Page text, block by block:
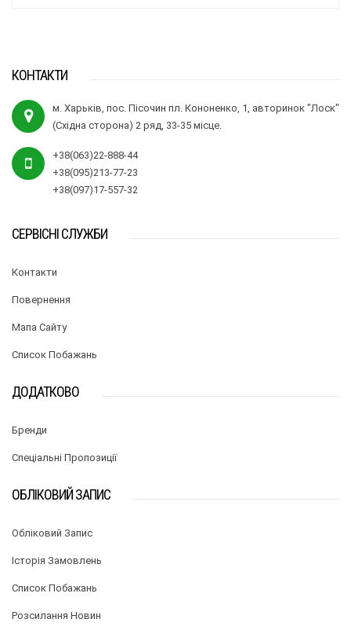
КОНТАКТИ
м. Харьків, пос. Пісочин пл. Кононенко, 1, авторинок "Лоск"
(Східна сторона) 2 ряд, 33-35 місце.
+38(063)22-888-44
+38(095)213-77-23
+38(097)17-557-32
СЕРВІСНІ СЛУЖБИ
Контакти
Повернення
Мапа Сайту
Список Побажань
ДОДАТКОВО
Бренди
Спеціальні Пропозиції
ОБЛІКОВИЙ ЗАПИС
Обліковий Запис
Історія Замовлень
Список Побажань
Розсилання Новин